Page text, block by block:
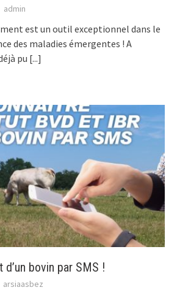
admin
est un outil exceptionnel dans le
des maladies émergentes ! A
pu [...]
bovin par SMS !
arsiaasbez